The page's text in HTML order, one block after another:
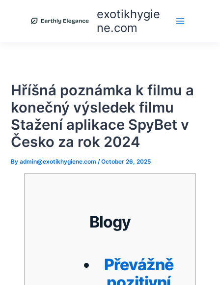
exotikhygie
ne.com
Hříšná poznámka k filmu a
konečný výsledek filmu
Stažení aplikace SpyBet v
Česko za rok 2024
Byadmin@exotikhygiene.com/October 26, 2025
Blogy
Převážně